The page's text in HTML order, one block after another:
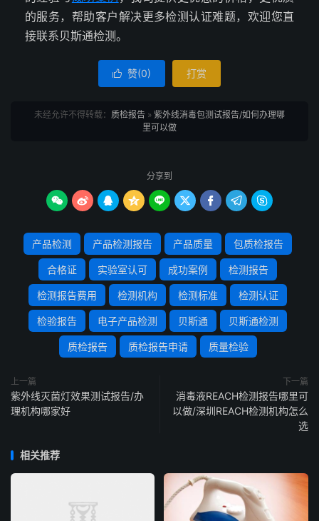
的服务，帮助客户解决更多检测认证难题，欢迎您直
接联系贝斯通检测。
 赞(0) 打赏
未经允许不得转载： 质检报告 » 紫外线消毒包测试报告/如何办理哪
里可以做
分享到
        
产品检测 产品检测报告 产品质量 包质检报告
合格证 实验室认可 成功案例 检测报告
检测报告费用 检测机构 检测标准 检测认证
检验报告 电子产品检测 贝斯通 贝斯通检测
质检报告 质检报告申请 质量检验
上一篇
紫外线灭菌灯效果测试报告/办
理机构哪家好
下一篇
消毒液REACH检测报告哪里可
以做/深圳REACH检测机构怎么
选
相关推荐